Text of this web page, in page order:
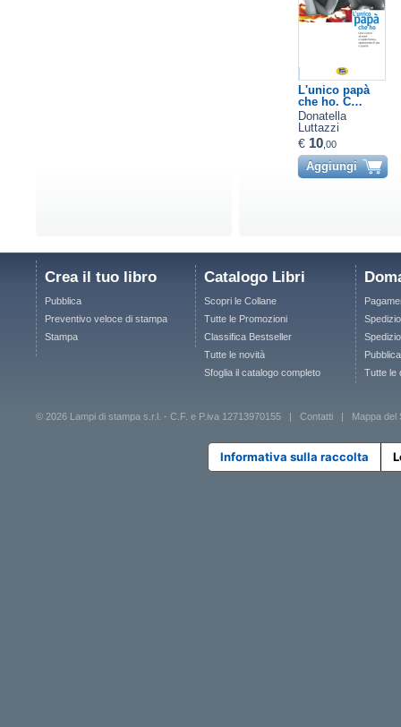
L'unico papà
che ho. C…
Donatella
Luttazzi
€ 10 ,00
Aggiungi
Crea il tuo libro
Pubblica
Preventivo veloce di stampa
Stampa
Catalogo Libri
Scopri le Collane
Tutte le Promozioni
Classifica Bestseller
Tutte le novità
Sfoglia il catalogo completo
Tutte le
© 2026 Lampi di stampa s.r.l. - C.F. e P.iva 12713970155 | Contatti Mappa del
Informativa sulla raccolta